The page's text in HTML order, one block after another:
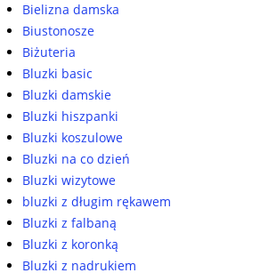
Bielizna damska
Biustonosze
Biżuteria
Bluzki basic
Bluzki damskie
Bluzki hiszpanki
Bluzki koszulowe
Bluzki na co dzień
Bluzki wizytowe
bluzki z długim rękawem
Bluzki z falbaną
Bluzki z koronką
Bluzki z nadrukiem